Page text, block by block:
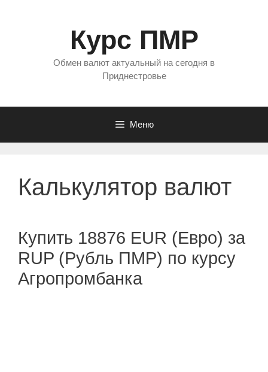
Курс ПМР
Обмен валют актуальный на сегодня в
Приднестровье
Меню
Калькулятор валют
Купить 18876 EUR (Евро) за
RUP (Рубль ПМР) по курсу
Агропромбанка